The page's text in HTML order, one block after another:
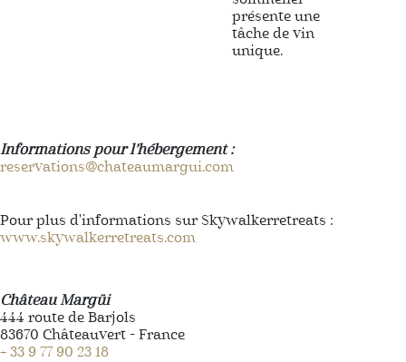
présente une
tâche de vin
unique.
Informations pour l’hébergement :
reservations@chateaumargui.com
Pour plus d'informations sur Skywalkerretreats :
www.skywalkerretreats.com
Château Margüi
444 route de Barjols
83670 Châteauvert - France
+ 33 9 77 90 23 18